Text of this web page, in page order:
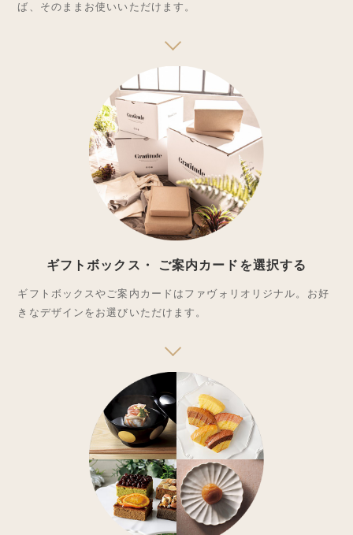
ば、そのままお使いいただけます。
ギフトボックス・ ご案内カードを選択する
ギフトボックスやご案内カードはファヴォリオリジナル。お好
きなデザインをお選びいただけます。